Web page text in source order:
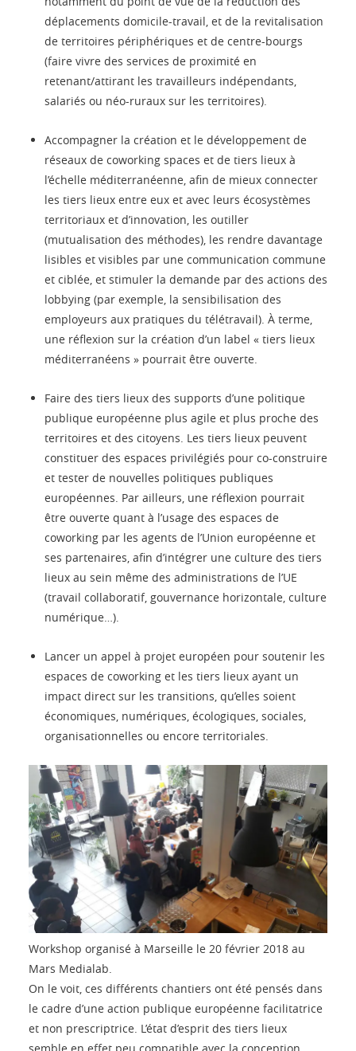
déplacements domicile-travail, et de la revitalisation
de territoires périphériques et de centre-bourgs
(faire vivre des services de proximité en
retenant/attirant les travailleurs indépendants,
salariés ou néo-ruraux sur les territoires).
Accompagner la création et le développement de
réseaux de coworking spaces et de tiers lieux à
l’échelle méditerranéenne, afin de mieux connecter
les tiers lieux entre eux et avec leurs écosystèmes
territoriaux et d’innovation, les outiller
(mutualisation des méthodes), les rendre davantage
lisibles et visibles par une communication commune
et ciblée, et stimuler la demande par des actions des
lobbying (par exemple, la sensibilisation des
employeurs aux pratiques du télétravail). À terme,
une réflexion sur la création d’un label « tiers lieux
méditerranéens » pourrait être ouverte.
Faire des tiers lieux des supports d’une politique
publique européenne plus agile et plus proche des
territoires et des citoyens. Les tiers lieux peuvent
constituer des espaces privilégiés pour co-construire
et tester de nouvelles politiques publiques
européennes. Par ailleurs, une réflexion pourrait
être ouverte quant à l’usage des espaces de
coworking par les agents de l’Union européenne et
ses partenaires, afin d’intégrer une culture des tiers
lieux au sein même des administrations de l’UE
(travail collaboratif, gouvernance horizontale, culture
numérique…).
Lancer un appel à projet européen pour soutenir les
espaces de coworking et les tiers lieux ayant un
impact direct sur les transitions, qu’elles soient
économiques, numériques, écologiques, sociales,
organisationnelles ou encore territoriales.
Workshop organisé à Marseille le 20 février 2018 au
Mars Medialab.
On le voit, ces différents chantiers ont été pensés dans
le cadre d’une action publique européenne facilitatrice
et non prescriptrice. L’état d’esprit des tiers lieux